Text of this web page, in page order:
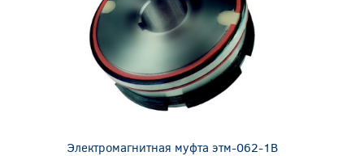
Электромагнитная муфта этм-062-1В